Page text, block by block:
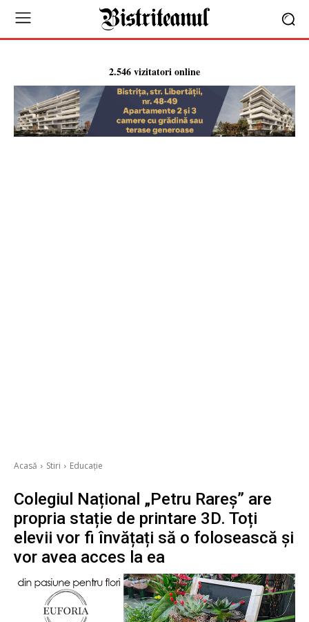
2.546 vizitatori online
Acasă Stiri Educație
Colegiul Național „Petru Rareș” are
propria stație de printare 3D. Toți
elevii vor fi învățați să o folosească și
vor avea acces la ea